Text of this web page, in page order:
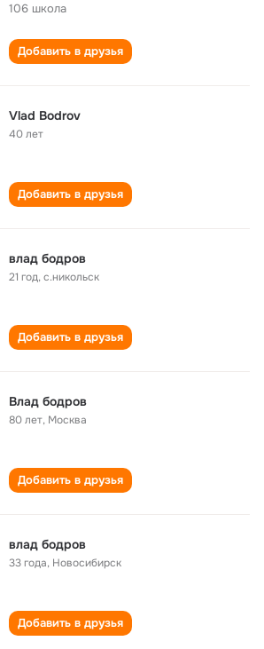
106 школа
Добавить в друзья
Vlad Bodrov
40 лет
Добавить в друзья
влад бодров
21 год,с.никольск
Добавить в друзья
Влад бодров
80 лет, Москва
Добавить в друзья
влaд бодров
33 года, Новосибирск
Добавить в друзья